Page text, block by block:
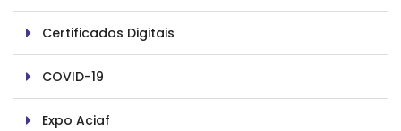
Certificados Digitais
COVID-19
Expo Aciaf